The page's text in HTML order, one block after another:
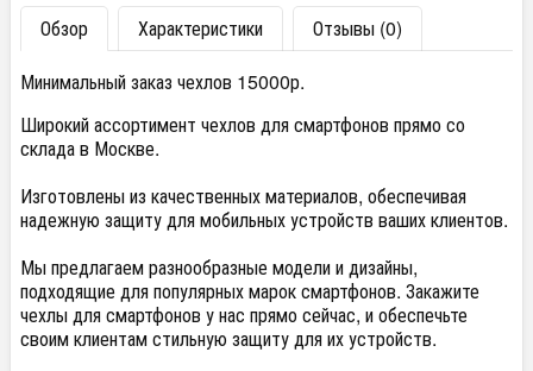
Обзор Характеристики
Отзывы (0)
Минимальный заказ чехлов 15000р.
Широкий ассортимент чехлов для смартфонов прямо со
склада в Москве.
Изготовлены из качественных материалов, обеспечивая
надежную защиту для мобильных устройств ваших клиентов.
Мы предлагаем разнообразные модели и дизайны,
подходящие для популярных марок смартфонов. Закажите
чехлы для смартфонов у нас прямо сейчас, и обеспечьте
своим клиентам стильную защиту для их устройств.